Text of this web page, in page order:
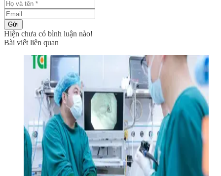
Gửi
Hiện chưa có bình luận nào!
Bài viết liên quan